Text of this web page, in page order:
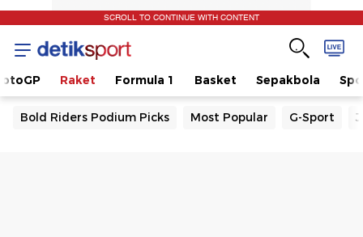
SCROLL TO CONTINUE WITH CONTENT
Raket Formula 1 Basket Sepakbola
Bold Riders Podium Picks Most Popular G-Sport